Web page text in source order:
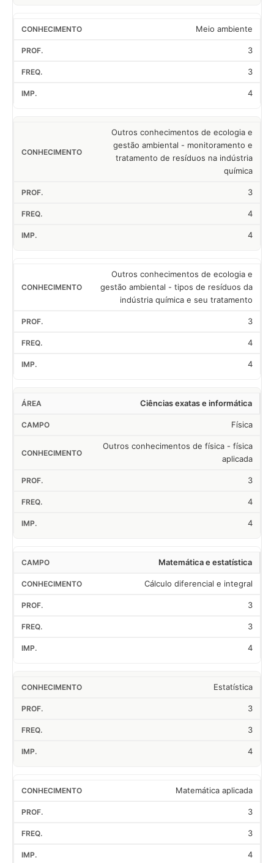
Meio ambiente
3
3
4
Outros conhecimentos de ecologia e
gestão ambiental - monitoramento e
tratamento de resíduos na indústria
química
3
4
4
Outros conhecimentos de ecologia e
gestão ambiental - tipos de resíduos da
indústria química e seu tratamento
3
4
4
Ciências exatas e informática
Física
Outros conhecimentos de física - física
aplicada
3
4
4
Matemática e estatística
Cálculo diferencial e integral
3
3
4
Estatística
3
3
4
Matemática aplicada
3
3
4